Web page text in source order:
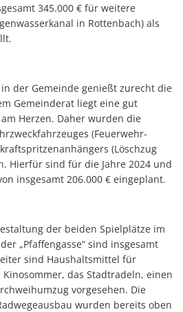
345.000 € für weitere
in Rottenbach) als
der Gemeinde genießt zurecht die
Gemeinderat liegt eine gut
Herzen. Daher wurden die
(Feuerwehr-
(Löschzug
Hierfür sind für die Jahre 2024 und
insgesamt 206.000 € eingeplant.
der beiden Spielplätze im
„Pfaffengasse“ sind insgesamt
sind Haushaltsmittel für
das Stadtradeln, einen
vorgesehen. Die
wurden bereits oben